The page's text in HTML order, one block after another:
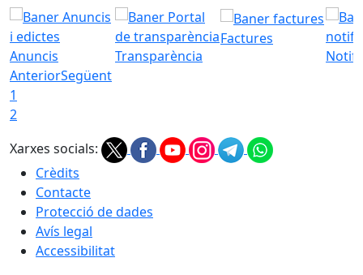
Anuncis Transparència
Factures
AnteriorSegüent
1
2
Xarxes socials:
Crèdits
Contacte
Protecció de dades
Avís legal
Accessibilitat